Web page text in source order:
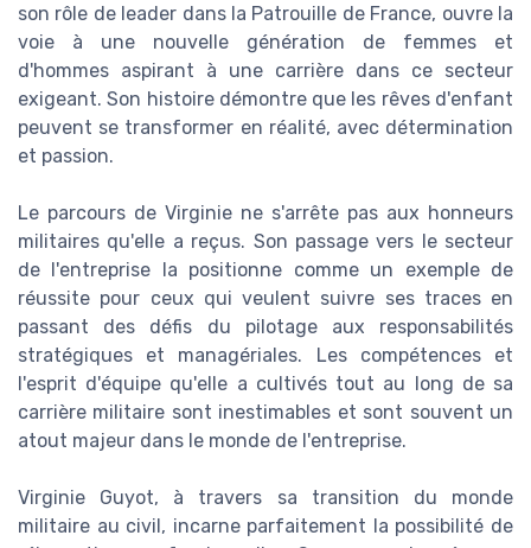
son rôle de leader dans la Patrouille de France, ouvre la
voie à une nouvelle génération de femmes et
d'hommes aspirant à une carrière dans ce secteur
exigeant. Son histoire démontre que les rêves d'enfant
peuvent se transformer en réalité, avec détermination
et passion.
Le parcours de Virginie ne s'arrête pas aux honneurs
militaires qu'elle a reçus. Son passage vers le secteur
de l'entreprise la positionne comme un exemple de
réussite pour ceux qui veulent suivre ses traces en
passant des défis du pilotage aux responsabilités
stratégiques et managériales. Les compétences et
l'esprit d'équipe qu'elle a cultivés tout au long de sa
carrière militaire sont inestimables et sont souvent un
atout majeur dans le monde de l'entreprise.
Virginie Guyot, à travers sa transition du monde
militaire au civil, incarne parfaitement la possibilité de